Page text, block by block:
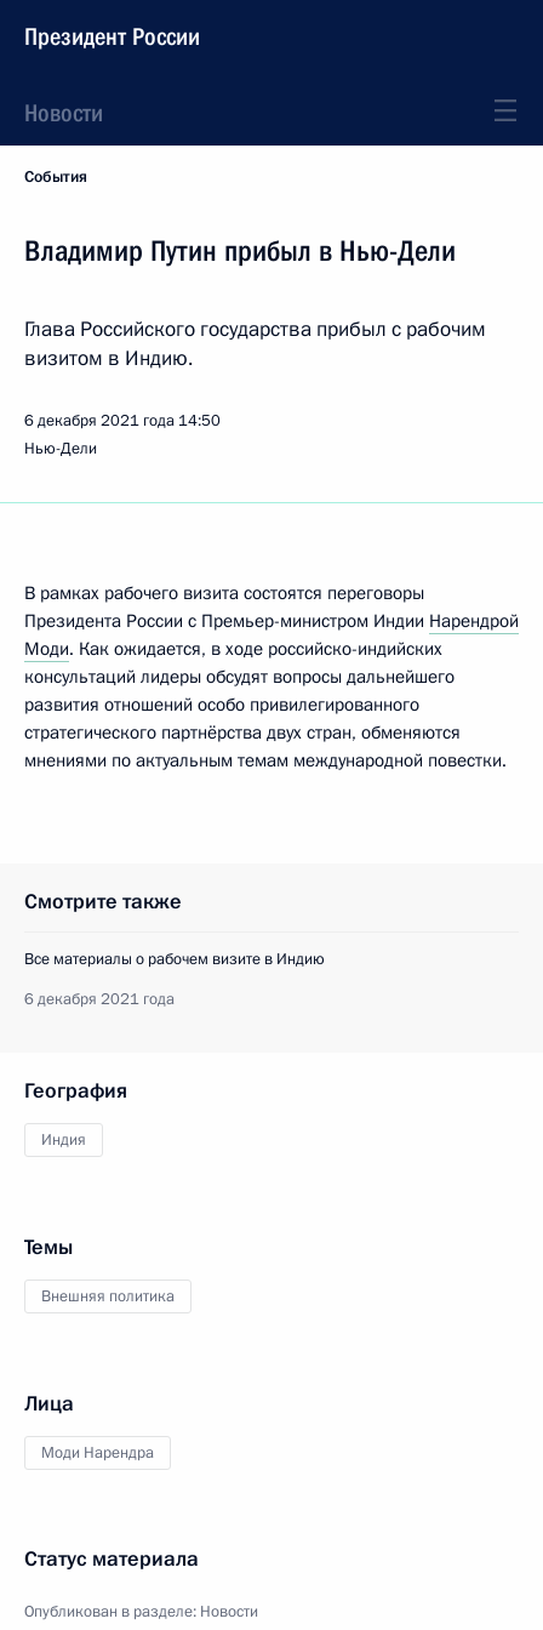
Президент России
Новости
События
Владимир Путин прибыл в Нью-Дели
Глава Российского государства прибыл с рабочим
визитом в Индию.
6 декабря 2021 года 14:50
Нью-Дели
В рамках рабочего визита состоятся переговоры
Президента России с Премьер-министром Индии Нарендрой
Моди. Как ожидается, в ходе российско-индийских
консультаций лидеры обсудят вопросы дальнейшего
развития отношений особо привилегированного
стратегического партнёрства двух стран, обменяются
мнениями по актуальным темам международной повестки.
Смотрите также
Все материалы о рабочем визите в Индию
6 декабря 2021 года
География
Индия
Темы
Внешняя политика
Лица
Моди Нарендра
Статус материала
Опубликован в разделе: Новости